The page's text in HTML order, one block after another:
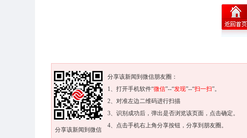
分享该新闻到微信
分享该新闻到微信朋友圈：
1、打开手机软件“微信”--“发现”--“扫一扫”。
2、对准左边二维码进行扫描
3、识别成功后，弹出是否浏览该页面，点击确定。
4、点击手机右上角分享按钮，分享到朋友圈。